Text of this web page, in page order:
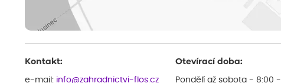
Kontakt:
e-mail: info@zahradnictvi-flos.cz
Otevírací doba:
Pondělí až sobota - 8:00 -